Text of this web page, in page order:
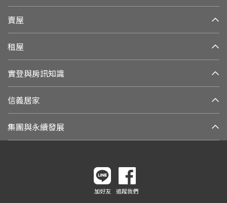
賣屋
租屋
實登與房訊知識
信義居家
集團與永續發展
加好友 追蹤我們